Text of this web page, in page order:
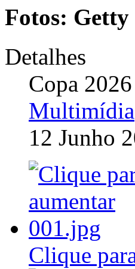
Fotos:
Detalhes
Copa 2026
Multimídia
12 Junho
Clique